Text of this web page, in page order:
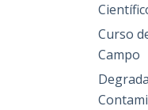
Curso
Campo